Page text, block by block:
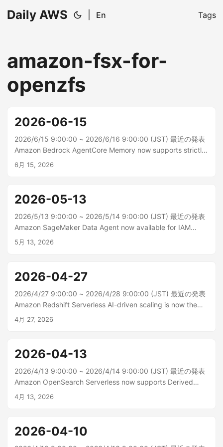
Daily AWS En Tags
amazon-fsx-for-
openzfs
2026-06-15
2026/6/15 9:00:00 ~ 2026/6/16 9:00:00 (JST) 最近の発表
Amazon Bedrock AgentCore Memory now supports strictly
consistent metadata for long-term memory Amazon
6月 15, 2026
2026-05-13
2026/5/13 9:00:00 ~ 2026/5/14 9:00:00 (JST) 最近の発表
Amazon SageMaker Data Agent now available for IAM
Identity Center domains Amazon SageMaker データエージ
5月 13, 2026
2026-04-27
2026/4/27 9:00:00 ~ 2026/4/28 9:00:00 (JST) 最近の発表
Amazon Redshift Serverless AI-driven scaling is now the
default for new workgroups Amazon Redshift Serverless で
4月 27, 2026
2026-04-13
2026/4/13 9:00:00 ~ 2026/4/14 9:00:00 (JST) 最近の発表
Amazon OpenSearch Serverless now supports Derived
Source for storage optimization Amazon OpenSearch サー
4月 13, 2026
2026-04-10